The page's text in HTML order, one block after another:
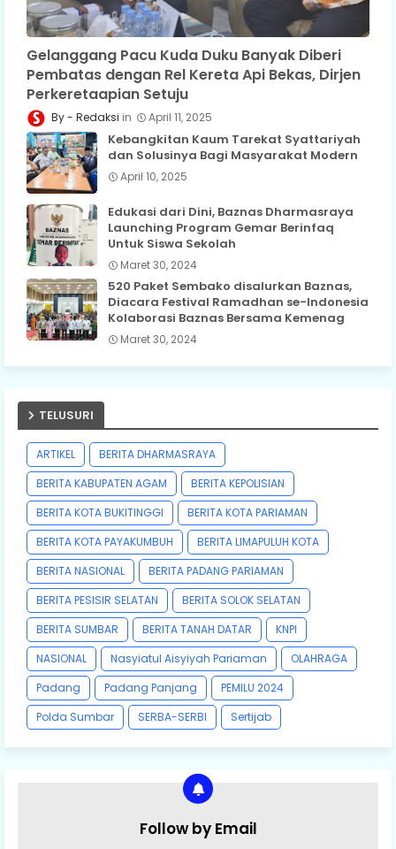
Gelanggang Pacu Kuda Duku Banyak Diberi
Pembatas dengan Rel Kereta Api Bekas, Dirjen
Perkeretaapian Setuju
Redaksi April 11, 2025
Kebangkitan Kaum Tarekat Syattariyah
dan Solusinya Bagi Masyarakat Modern
April 10, 2025
Edukasi dari Dini, Baznas Dharmasraya
Launching Program Gemar Berinfaq
Untuk Siswa Sekolah
Maret 30, 2024
520 Paket Sembako disalurkan Baznas,
Diacara Festival Ramadhan se-Indonesia
Kolaborasi Baznas Bersama Kemenag
Maret 30, 2024
TELUSURI
ARTIKEL
BERITA DHARMASRAYA
BERITA KABUPATEN AGAM
BERITA KEPOLISIAN
BERITA KOTA BUKITINGGI
BERITA KOTA PARIAMAN
BERITA KOTA PAYAKUMBUH
BERITA LIMAPULUH KOTA
BERITA NASIONAL
BERITA PADANG PARIAMAN
BERITA PESISIR SELATAN
BERITA SOLOK SELATAN
BERITA SUMBAR
BERITA TANAH DATAR
KNPI
NASIONAL
Nasyiatul Aisyiyah Pariaman
OLAHRAGA
Padang
Padang Panjang
PEMILU 2024
Polda Sumbar
SERBA-SERBI Sertijab
Follow by Email